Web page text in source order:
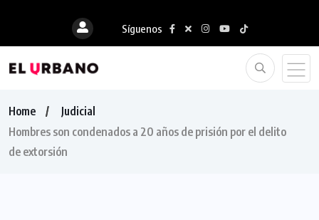
Síguenos
Home
Judicial
Hombres son condenados a 20 años de prisión por el delito
de extorsión